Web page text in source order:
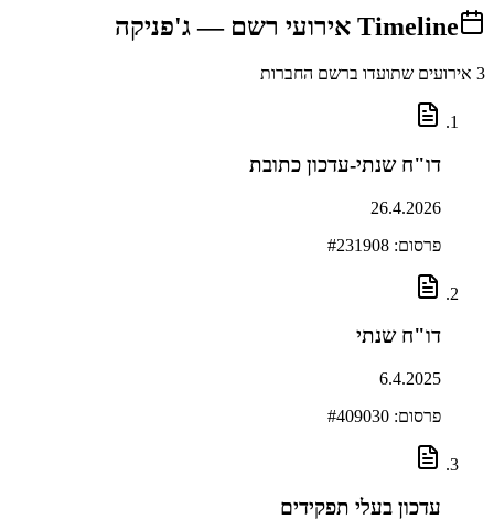
Timeline אירועי רשם —ג'פניקה
3 אירועים שתועדו ברשם החברות
דו"ח שנתי-עדכון כתובת
26.4.2026
פרסום: # 231908
דו"ח שנתי
6.4.2025
פרסום: # 409030
עדכון בעלי תפקידים